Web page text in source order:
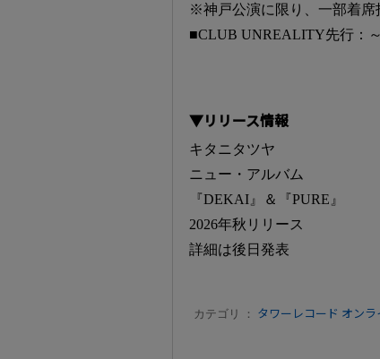
※神戸公演に限り、一部着席
■CLUB UNREALITY先行：
▼リリース情報
キタニタツヤ
ニュー・アルバム
『DEKAI』＆『PURE』
2026年秋リリース
詳細は後日発表
カテゴリ ： タワーレコード オンラ